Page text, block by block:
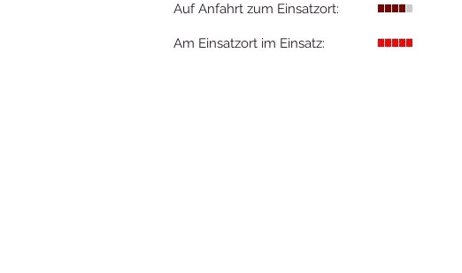
Auf Anfahrt zum Einsatzort:
Am Einsatzort im Einsatz: